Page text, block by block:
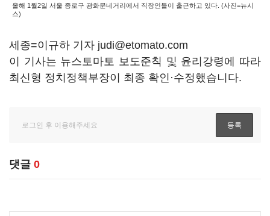
올해 1월2일 서울 종로구 광화문네거리에서 직장인들이 출근하고 있다. (사진=뉴시
스)
세종=이규하 기자 judi@etomato.com
이 기사는 뉴스토마토 보도준칙 및 윤리강령에 따라
최신형 정치정책부장이 최종 확인·수정했습니다.
댓글 0